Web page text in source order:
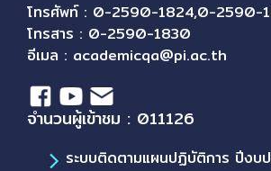
โทรศัพท์ : 0-2590-1824,0-2590-
โทรสาร : 0-2590-1830
อีเมล : academicqa@pi.ac.th
จำนวนผู้เข้าชม : 011126
ระบบติดตามแผนปฏิบัติการ ปีงบ